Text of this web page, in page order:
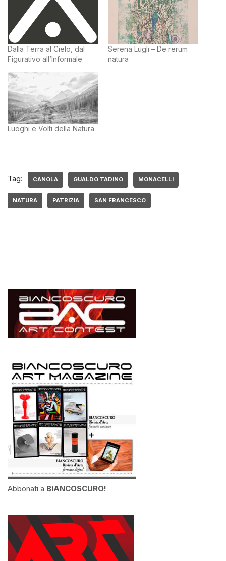
Dalla Terra al Cielo, dal
Figurativo all’Informale
Serena Lugli – De rerum
natura
Luoghi e Volti della Natura
Tag: CANOLA GUALDO TADINO MONACELLI
NATURA PATRIZIA SAN FRANCESCO
Abbonati a BIANCOSCURO!